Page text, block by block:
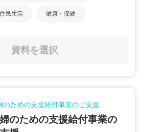
住民生活 健康・保健
資料を選択
のための支援給付事業のご支援
のための支援給付事業の